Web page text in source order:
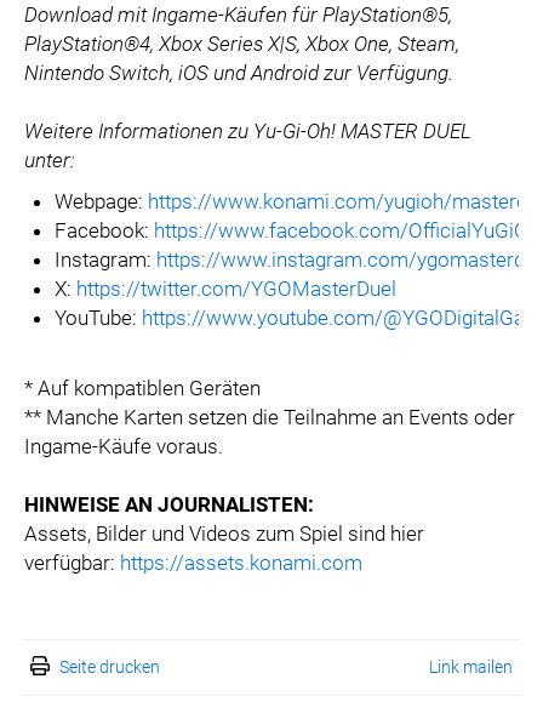
Download mit Ingame-Käufen für PlayStation®5,
PlayStation®4, Xbox Series X|S, Xbox One, Steam,
Nintendo Switch, iOS und Android zur Verfügung.
Weitere Informationen zu Yu-Gi-Oh! MASTER DUEL
unter:
Webpage: https://www.konami.com/yugioh/
Facebook: https://www.facebook.com/
Instagram: https://www.instagram.com/
X: https://twitter.com/YGOMasterDuel
YouTube: https://www.youtube.com/
* Auf kompatiblen Geräten
** Manche Karten setzen die Teilnahme an Events oder
Ingame-Käufe voraus.
HINWEISE AN JOURNALISTEN:
Assets, Bilder und Videos zum Spiel sind hier
verfügbar: https://assets.konami.com
Seite drucken Link mailen